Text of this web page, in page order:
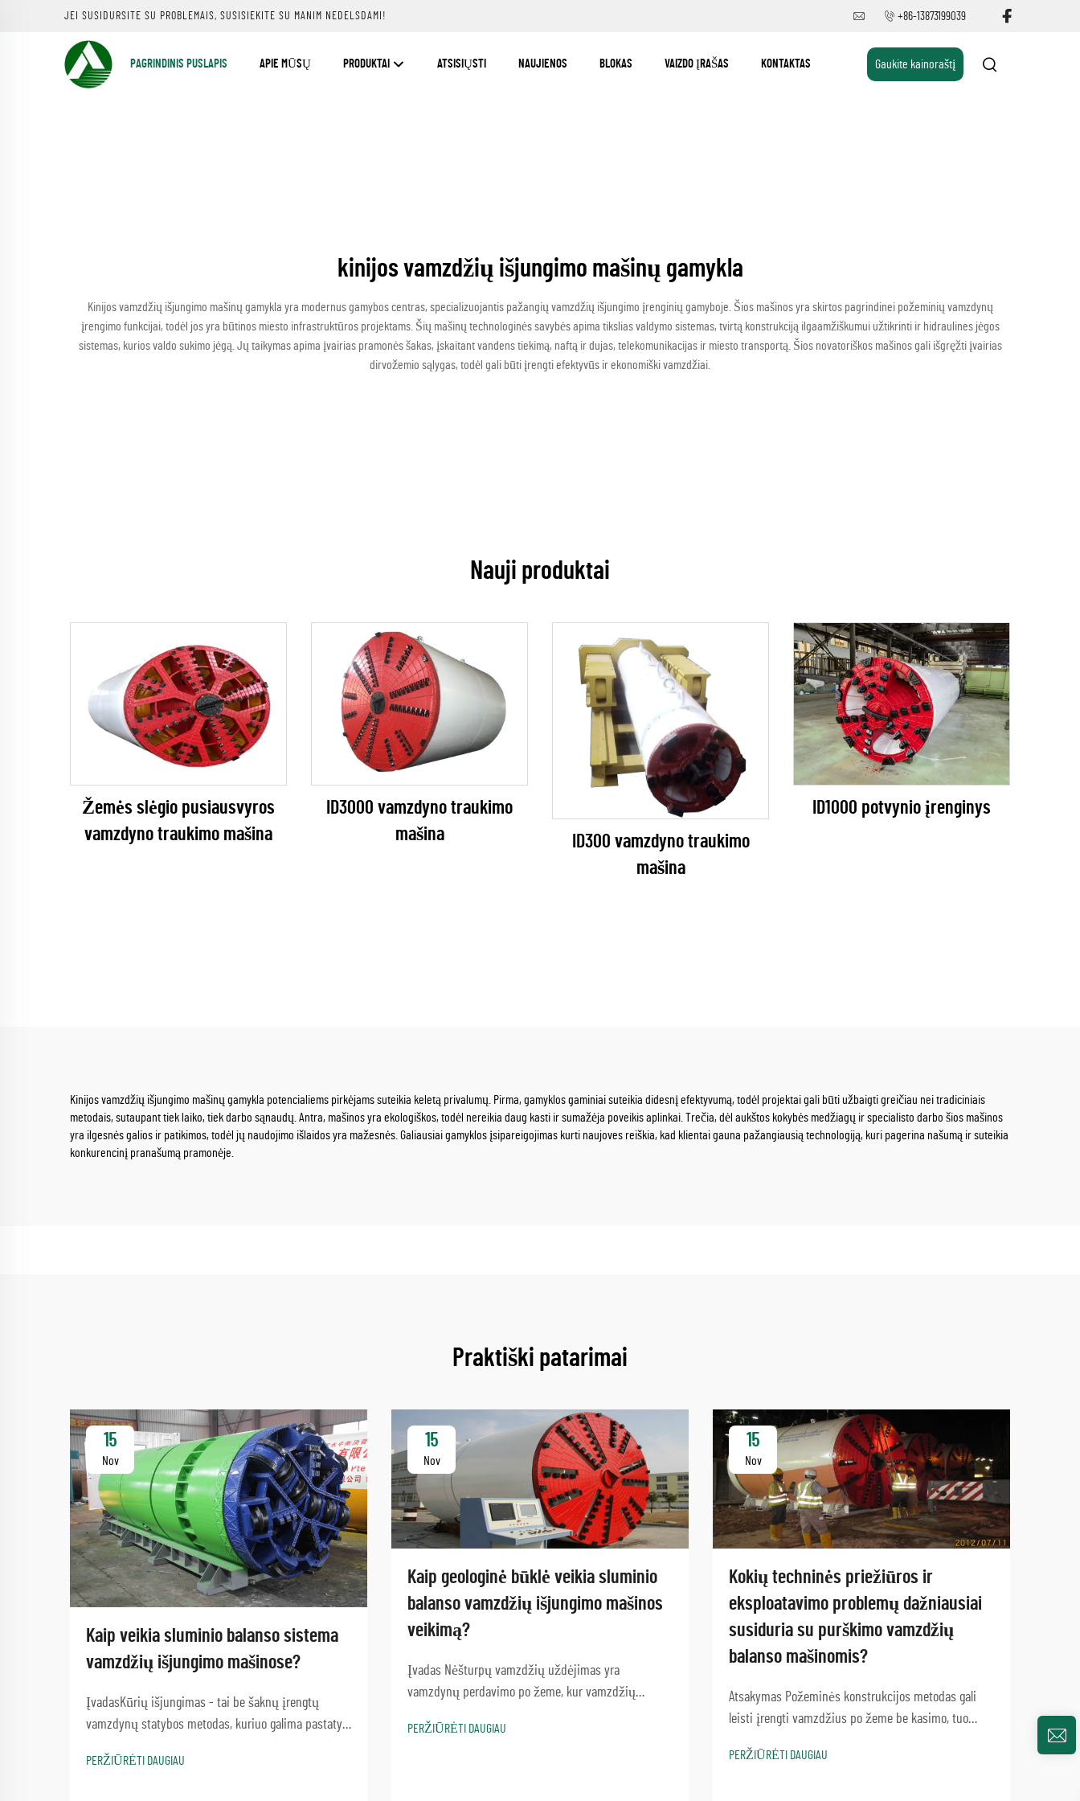
JEI SUSIDURSITE SU PROBLEMAIS, SUSISIEKITE SU MANIM NEDELSDAMI! +86-13873199039
PAGRINDINIS PUSLAPIS APIE MŪSŲ PRODUKTAI ATSISIŲSTI NAUJIENOS BLOKAS VAIZDO ĮRAŠAS KONTAKTAS Gaukite kainoraštį
kinijos vamzdžių išjungimo mašinų gamykla
Kinijos vamzdžių išjungimo mašinų gamykla yra modernus gamybos centras, specializuojantis pažangių vamzdžių išjungimo įrenginių gamyboje. Šios mašinos yra skirtos pagrindinei požeminių vamzdynų
įrengimo funkcijai, todėl jos yra būtinos miesto infrastruktūros projektams. Šių mašinų technologinės savybės apima tikslias valdymo sistemas, tvirtą konstrukciją ilgaamžiškumui užtikrinti ir hidraulines jėgos
sistemas, kurios valdo sukimo jėgą. Jų taikymas apima įvairias pramonės šakas, įskaitant vandens tiekimą, naftą ir dujas, telekomunikacijas ir miesto transportą. Šios novatoriškos mašinos gali išgręžti įvairias
dirvožemio sąlygas, todėl gali būti įrengti efektyvūs ir ekonomiški vamzdžiai.
Nauji produktai
Žemės slėgio pusiausvyros
vamzdyno traukimo mašina
ID3000 vamzdyno traukimo
mašina
ID300 vamzdyno traukimo
mašina
ID1000 potvynio įrenginys
Kinijos vamzdžių išjungimo mašinų gamykla potencialiems pirkėjams suteikia keletą privalumų. Pirma, gamyklos gaminiai suteikia didesnį efektyvumą, todėl projektai gali būti užbaigti greičiau nei tradiciniais
metodais, sutaupant tiek laiko, tiek darbo sąnaudų. Antra, mašinos yra ekologiškos, todėl nereikia daug kasti ir sumažėja poveikis aplinkai. Trečia, dėl aukštos kokybės medžiagų ir specialisto darbo šios mašinos
yra ilgesnės galios ir patikimos, todėl jų naudojimo išlaidos yra mažesnės. Galiausiai gamyklos įsipareigojimas kurti naujoves reiškia, kad klientai gauna pažangiausią technologiją, kuri pagerina našumą ir suteikia
konkurencinį pranašumą pramonėje.
Praktiški patarimai
15
Nov
Kaip veikia sluminio balanso sistema
vamzdžių išjungimo mašinose?
ĮvadasKūrių išjungimas - tai be šaknų įrengtų
vamzdynų statybos metodas, kuriuo galima pastatyti
trikdžių. Procesas, kuris apima paprastą vamzdžių
PERŽIŪRĖTI DAUGIAU
15
Nov
Kaip geologinė būklė veikia sluminio
balanso vamzdžių išjungimo mašinos
veikimą?
Įvadas Nėšturpų vamzdžių uždėjimas yra
vamzdynų perdavimo po žeme, kur vamzdžių
veikimas yra labai svarbus sėkmingam veikimui,
PERŽIŪRĖTI DAUGIAU
15
Nov
Kokių techninės priežiūros ir
eksploatavimo problemų dažniausiai
susiduria su purškimo vamzdžių
balanso mašinomis?
Atsakymas Požeminės konstrukcijos metodas gali
leisti įrengti vamzdžius po žeme be kasimo, tuo
įrenginiai inžinerijos technologija yra esminis iš
PERŽIŪRĖTI DAUGIAU
kad